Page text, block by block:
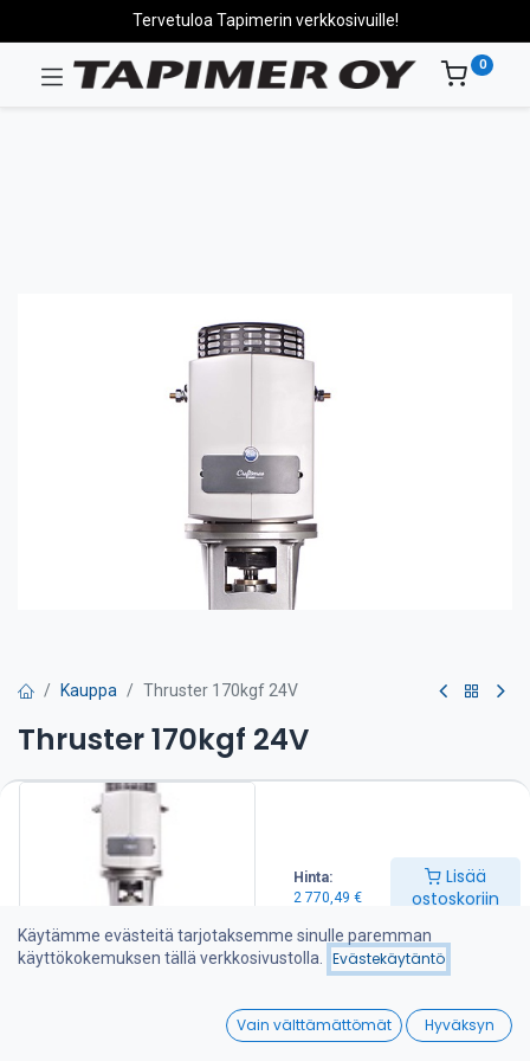
Hinta:
2 770,49 €
Lisää
ostoskoriin
Wishlist
Tervetuloa Tapimerin verkkosivuille!
0
Kauppa Thruster 170kgf 24V
Thruster 170kgf 24V
Tehokas ja hiljainen 7-lapainen keulapotkuri Hollannista. Teho 11.3
kW / 24 V, tunneli 250 mm.
Huoltovapaa erikoismuovipotkuri joka on suunniteltu antamaan
tehokasta työntövoimaa molempiin suuntiin. Helppo suojasinkin
vaihto.
Craftsman marine käyttää samoja peruskomponentteja
keulapotkureissaan (mm. sähkömoottori) kuin useat
Käytämme evästeitä tarjotaksemme sinulle paremman
käyttökokemuksen tällä verkkosivustolla.
Evästekäytäntö
Vain välttämättömät Hyväksyn